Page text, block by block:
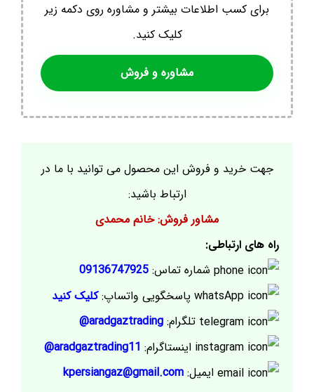
برای کسب اطلاعات بیشتر و مشاوره روی دکمه زیر
کلیک کنید.
مشاوره و فروش
جهت خرید و فروش این محصول می توانید با ما در
ارتباط باشید:
مشاور فروش: خانم محمدی
راه های ارتباطی:
شماره تماس: 09136747925
پاسخگویی واتساپ:کلیک کنید
تلگرام: aradgaztrading@
اینستاگرام: aradgaztrading11@
ایمیل: kpersiangaz@gmail.com